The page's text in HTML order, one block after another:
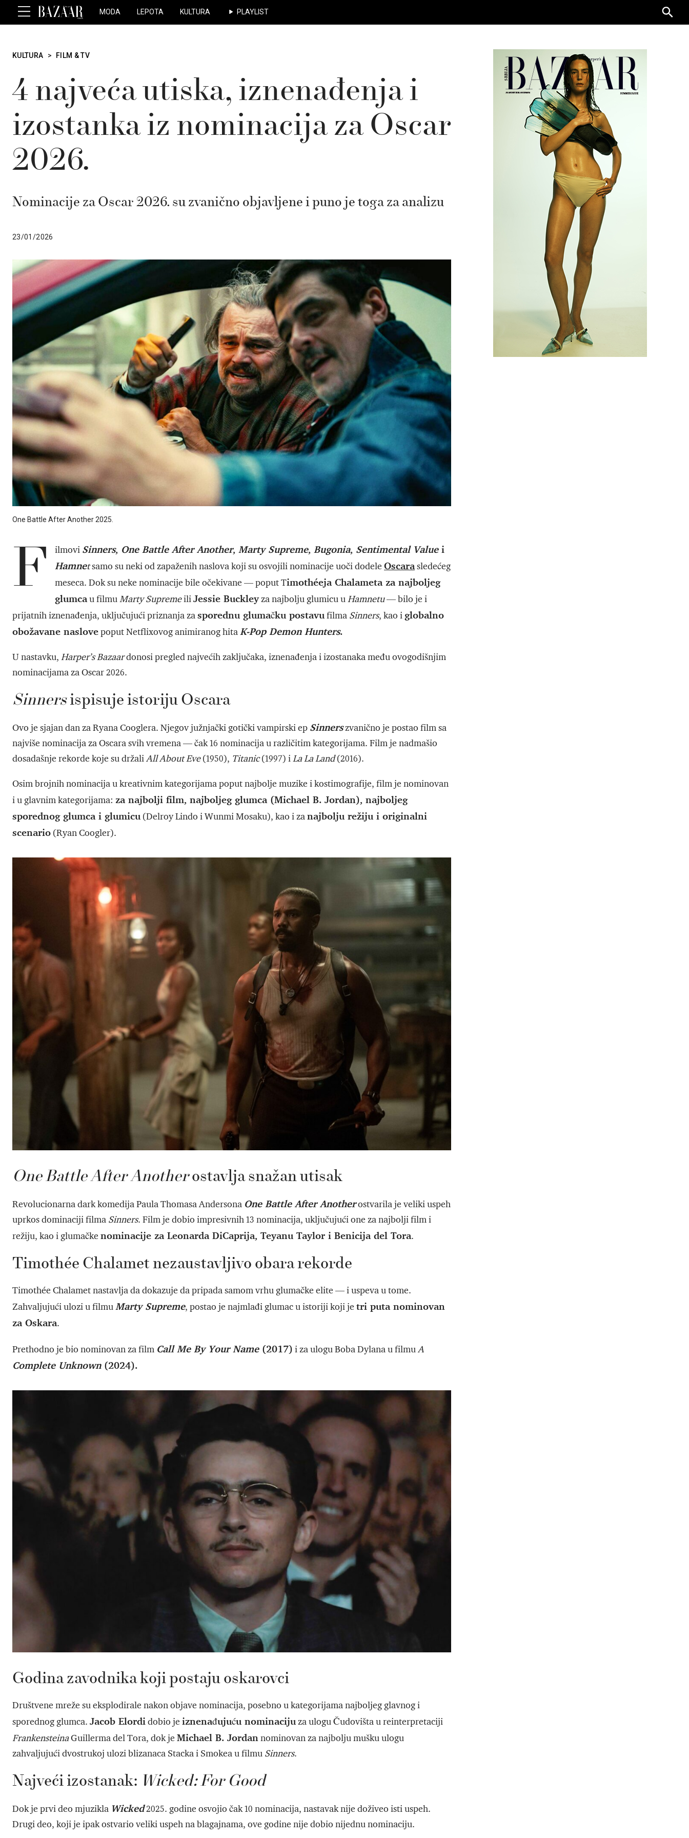
MODA LEPOTA KULTURA PLAYLIST
for:
KULTURA > FILM & TV
4 najveća utiska, iznenađenja i
izostanka iz nominacija za Oscar
2026.
Nominacije za Oscar 2026. su zvanično objavljene i puno je toga za analizu
23/01/2026
One Battle After Another 2025.
F ilmovi Sinners, One Battle After Another, Marty Supreme, Bugonia, Sentimental Valuei
Hamnetsamo su neki od zapaženih naslova koji su osvojili nominacije uoči dodele Oscarasledećeg
meseca. Dok su neke nominacije bile očekivane — poput Timothéeja Chalameta za najboljeg
glumcau filmuMarty SupremeiliJessie Buckleyza najbolju glumicu uHamnetu— bilo je i
prijatnih iznenađenja, uključujući priznanja zasporednu glumačku postavufilma Sinners, kao i globalno
obožavane naslovepoput Netflixovog animiranog hitaK-Pop Demon Hunters.
U nastavku, Harper’s Bazaardonosi pregled najvećih zaključaka, iznenađenja i izostanaka među ovogodišnjim
nominacijama za Oscar 2026.
Sinnersispisuje istoriju Oscara
Ovo je sjajan dan za Ryana Cooglera. Njegov južnjački gotički vampirski ep Sinnerszvanično je postao film sa
najviše nominacija za Oscara svih vremena — čak 16 nominacija u različitim kategorijama. Film je nadmašio
dosadašnje rekorde koje su držaliAll About Eve(1950), Titanic(1997) iLa La Land(2016).
Osim brojnih nominacija u kreativnim kategorijama poput najbolje muzike i kostimografije, film je nominovan
i u glavnim kategorijama: za najbolji film, najboljeg glumca (Michael B. Jordan), najboljeg
sporednog glumca i glumicu (Delroy Lindo i Wunmi Mosaku), kao i zanajbolju režiju i originalni
scenario (Ryan Coogler).
One Battle After Anotherostavlja snažan utisak
Revolucionarna dark komedija Paula Thomasa Andersona One Battle After Anotherostvarila je veliki uspeh
uprkos dominaciji filma Sinners. Film je dobio impresivnih 13 nominacija, uključujući one za najbolji film i
režiju, kao i glumačke nominacije za Leonarda DiCaprija, Teyanu Taylor i Benicija del Tora.
Timothée Chalamet nezaustavljivo obara rekorde
Timothée Chalamet nastavlja da dokazuje da pripada samom vrhu glumačke elite — i uspeva u tome.
Zahvaljujući ulozi u filmuMarty Supreme, postao je najmlađi glumac u istoriji koji je tri puta nominovan
za Oskara.
Prethodno je bio nominovan za film Call Me By Your Name(2017) i za ulogu Boba Dylana u filmuA
Complete Unknown(2024).
Godina zavodnika koji postaju oskarovci
Društvene mreže su eksplodirale nakon objave nominacija, posebno u kategorijama najboljeg glavnog i
sporednog glumca. Jacob Elordidobio je iznenađujuću nominacijuza ulogu Čudovišta u reinterpretaciji
FrankensteinaGuillerma del Tora, dok je Michael B. Jordannominovan za najbolju mušku ulogu
zahvaljujući dvostrukoj ulozi blizanaca Stacka i Smokea u filmu Sinners.
Najveći izostanak: Wicked: For Good
Dok je prvi deo mjuzikla Wicked2025. godine osvojio čak 10 nominacija, nastavak nije doživeo isti uspeh.
Drugi deo, koji je ipak ostvario veliki uspeh na blagajnama, ove godine nije dobio nijednu nominaciju.